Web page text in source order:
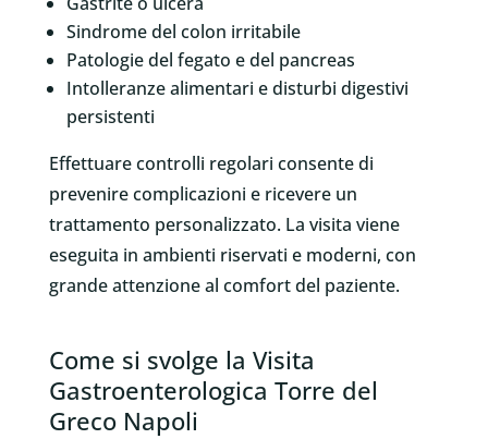
Sindrome del colon irritabile
Patologie del fegato e del pancreas
Intolleranze alimentari e disturbi digestivi
persistenti
Effettuare controlli regolari consente di
prevenire complicazioni e ricevere un
trattamento personalizzato. La visita viene
eseguita in ambienti riservati e moderni, con
grande attenzione al comfort del paziente.
Come si svolge la Visita
Gastroenterologica Torre del
Greco Napoli